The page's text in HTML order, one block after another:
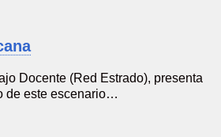
Docente (Red Estrado), presenta
de este escenario…